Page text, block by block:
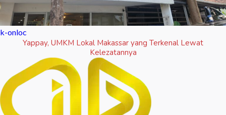
k-onloc
Yappay, UMKM Lokal Makassar yang Terkenal Lewat
Kelezatannya